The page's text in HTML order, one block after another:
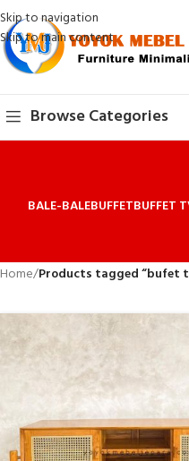
Skip to navigation
Skip to main content
Browse Categories
BALE-BALEBUFFETBUFFET
Home/Products tagged “bufet